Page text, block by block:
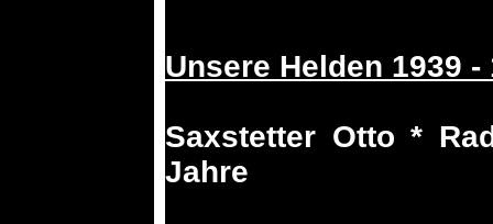
Unsere Helden 1939 -
Saxstetter Otto *
Jahre